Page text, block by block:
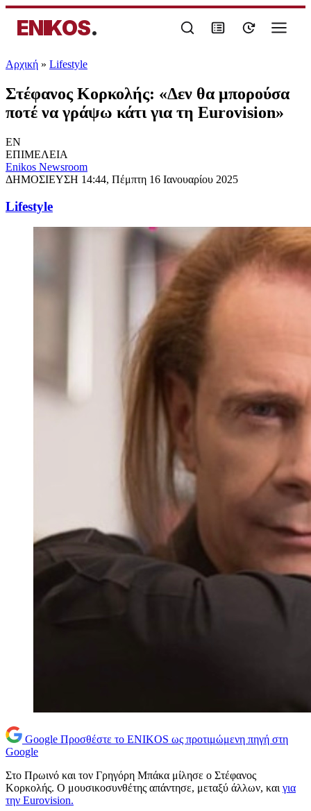
ENIKOS.
Αρχική » Lifestyle
Στέφανος Κορκολής: «Δεν θα μπορούσα
ποτέ να γράψω κάτι για τη Eurovision»
EN
ΕΠΙΜΕΛΕΙΑ
Enikos Newsroom
ΔΗΜΟΣΙΕΥΣΗ 14:44, Πέμπτη 16 Ιανουαρίου 2025
Lifestyle
Google Προσθέστε το ENIKOS ως προτιμώμενη πηγή στη
Google
Στο Πρωινό και τον Γρηγόρη Μπάκα μίλησε ο Στέφανος
Κορκολής. Ο μουσικοσυνθέτης απάντησε, μεταξύ άλλων, και για
την Eurovision.